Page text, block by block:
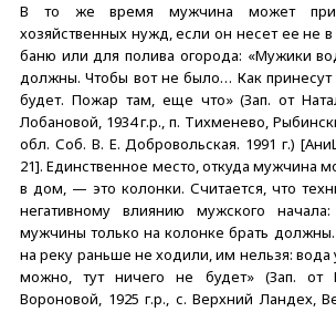
В то же время мужчина может
хозяйственных нужд, если он несет ее не
баню или для полива огорода: «Мужики
должны. Чтобы вот не было… Как
будет. Пожар там, еще что» (Зап. от
Лобановой, 1934 г.р., п. Тихменево,
обл. Соб. В. Е. Добровольская. 1991 г.)
21]. Единственное место, откуда мужчина
в дом, — это колонки. Считается, что
негативному влиянию мужского
мужчины только на колонке брать
на реку раньше не ходили, им нельзя: вода
можно, тут ничего не будет» (Зап. от
Вороновой, 1925 г.р., с. Верхний Ландех,